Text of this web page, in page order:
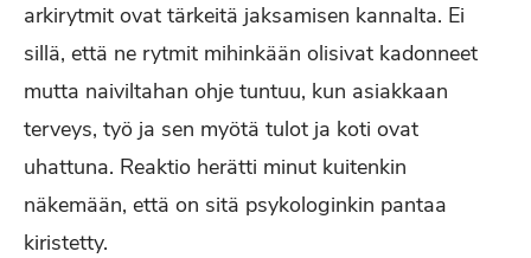
arkirytmit ovat tärkeitä jaksamisen kannalta. Ei
sillä, että ne rytmit mihinkään olisivat kadonneet
mutta naiviltahan ohje tuntuu, kun asiakkaan
terveys, työ ja sen myötä tulot ja koti ovat
uhattuna. Reaktio herätti minut kuitenkin
näkemään, että on sitä psykologinkin pantaa
kiristetty.